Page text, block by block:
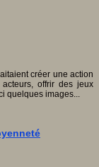
créer une action
offrir des jeux
quelques images...